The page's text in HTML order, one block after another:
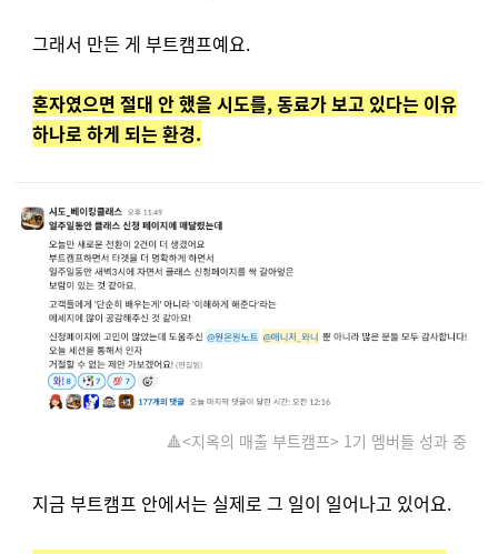
그래서 만든 게 부트캠프예요.
혼자였으면 절대 안 했을 시도를, 동료가 보고 있다는 이유
하나로 하게 되는 환경.
🔺<지옥의 매출 부트캠프> 1기 멤버들 성과 중
지금 부트캠프 안에서는 실제로 그 일이 일어나고 있어요.